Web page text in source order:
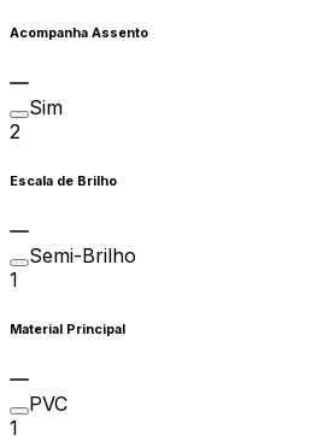
Acompanha Assento
Sim
2
Escala de Brilho
Semi-Brilho
1
Material Principal
PVC
1